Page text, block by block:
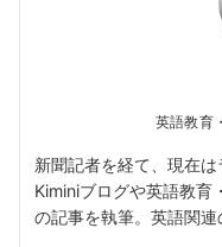
英語教育
新聞記者を経て、現在は
Kiminiブログや英語教育
の記事を執筆。英語関連